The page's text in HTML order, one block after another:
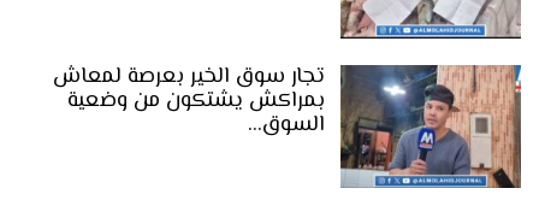
تجار سوق الخير بعرصة لمعاش
بمراكش يشتكون من وضعية
السوق…